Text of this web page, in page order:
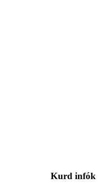
Kurd infók